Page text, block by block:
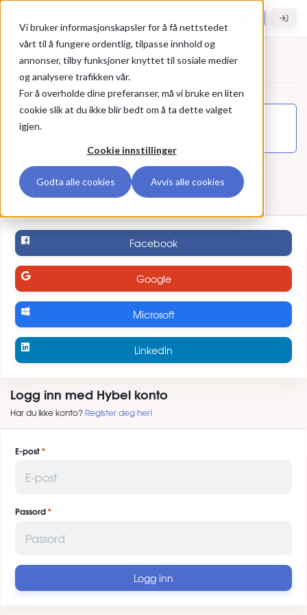
Vi bruker informasjonskapsler for å få nettstedet
vårt til å fungere ordentlig, tilpasse innhold og
annonser, tilby funksjoner knyttet til sosiale medier
og analysere trafikken vår.
For å overholde dine preferanser, må vi bruke en liten
cookie slik at du ikke blir bedt om å ta dette valget
igjen.
Cookie innstillinger
Godta alle cookies Avvis alle cookies
Logg inn
Logg inn
Bruk ekstern konto
Logg inn med ekstern brukerkonto
Facebook
Google
Microsoft
LinkedIn
Logg inn med Hybel konto
Har du ikke konto? Register deg her!
E-post
Passord
Logg inn